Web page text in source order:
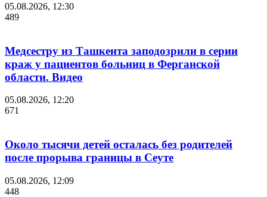
05.08.2026, 12:30
489
Медсестру из Ташкента заподозрили в серии
краж у пациентов больниц в Ферганской
области. Видео
05.08.2026, 12:20
671
Около тысячи детей осталась без родителей
после прорыва границы в Сеуте
05.08.2026, 12:09
448